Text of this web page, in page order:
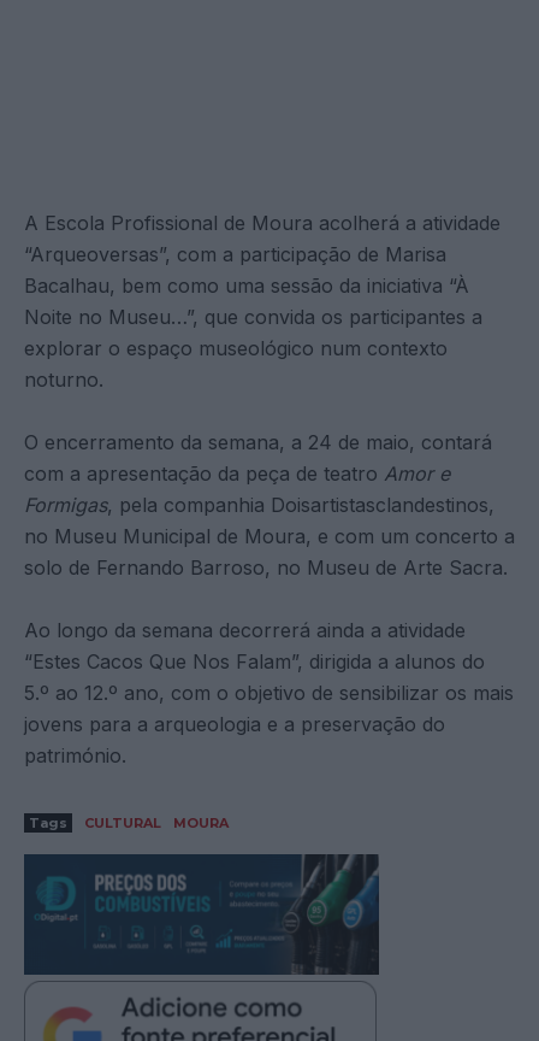
A Escola Profissional de Moura acolherá a atividade
“Arqueoversas”, com a participação de Marisa
Bacalhau, bem como uma sessão da iniciativa “À
Noite no Museu…”, que convida os participantes a
explorar o espaço museológico num contexto
noturno.
O encerramento da semana, a 24 de maio, contará
com a apresentação da peça de teatro Amor e
Formigas, pela companhia Doisartistasclandestinos,
no Museu Municipal de Moura, e com um concerto a
solo de Fernando Barroso, no Museu de Arte Sacra.
Ao longo da semana decorrerá ainda a atividade
“Estes Cacos Que Nos Falam”, dirigida a alunos do
5.º ao 12.º ano, com o objetivo de sensibilizar os mais
jovens para a arqueologia e a preservação do
património.
Tags CULTURAL MOURA